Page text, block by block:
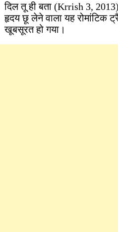
दिल तू ही बता (Krrish 3, 2013)
हृदय छू लेने वाला यह
खूबसूरत हो गया।